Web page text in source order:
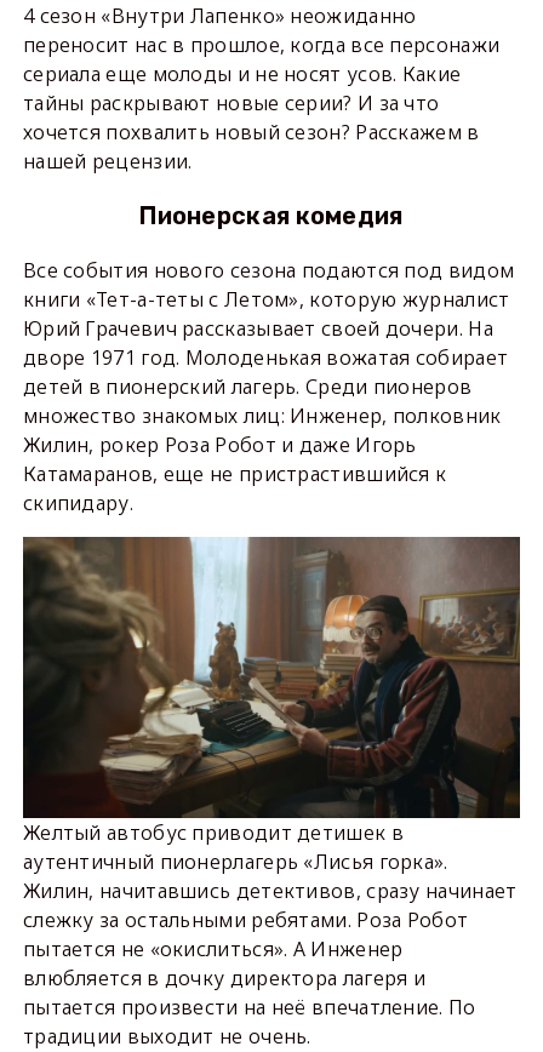
4 сезон «Внутри Лапенко» неожиданно
переносит нас в прошлое, когда все персонажи
сериала еще молоды и не носят усов. Какие
тайны раскрывают новые серии? И за что
хочется похвалить новый сезон? Расскажем в
нашей рецензии.
Пионерская комедия
Все события нового сезона подаются под видом
книги «Тет-а-теты с Летом», которую журналист
Юрий Грачевич рассказывает своей дочери. На
дворе 1971 год. Молоденькая вожатая собирает
детей в пионерский лагерь. Среди пионеров
множество знакомых лиц: Инженер, полковник
Жилин, рокер Роза Робот и даже Игорь
Катамаранов, еще не пристрастившийся к
скипидару.
Желтый автобус приводит детишек в
аутентичный пионерлагерь «Лисья горка».
Жилин, начитавшись детективов, сразу начинает
слежку за остальными ребятами. Роза Робот
пытается не «окислиться». А Инженер
влюбляется в дочку директора лагеря и
пытается произвести на неё впечатление. По
традиции выходит не очень.